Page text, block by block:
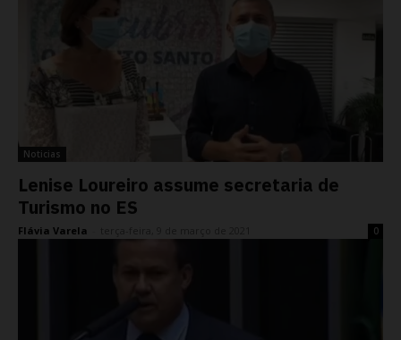
Noticias
Lenise Loureiro assume secretaria de
Turismo no ES
Flávia Varela 0